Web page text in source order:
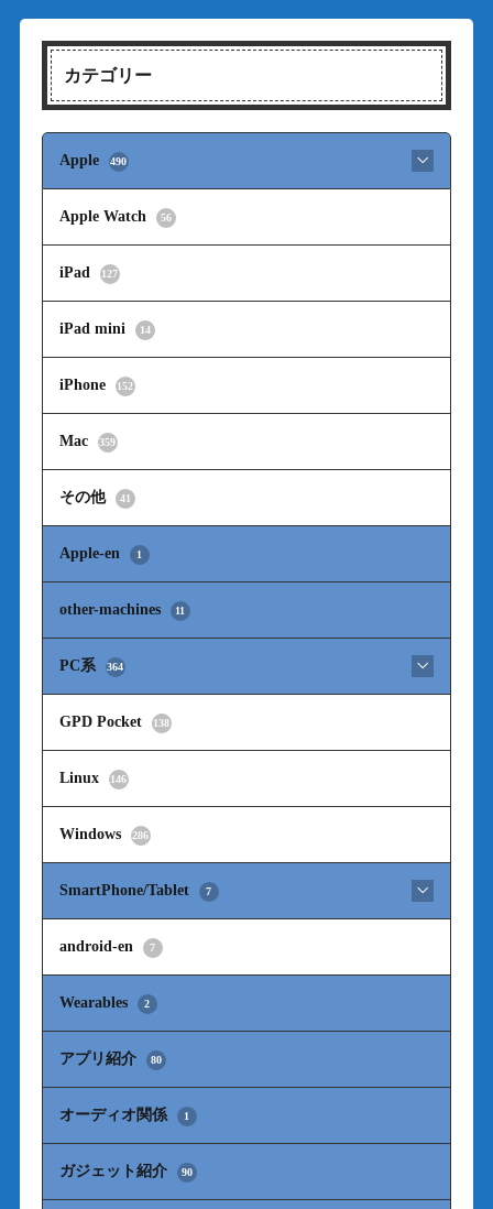
カテゴリー
Apple 490
Apple Watch 56
iPad 127
iPad mini 14
iPhone 152
Mac 359
その他 41
Apple-en 1
other-machines 11
PC系 364
GPD Pocket 138
Linux 146
Windows 286
SmartPhone/Tablet 7
android-en 7
Wearables 2
アプリ紹介 80
オーディオ関係 1
ガジェット紹介 90